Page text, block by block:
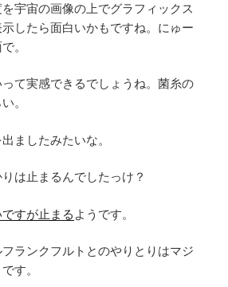
宇宙の画像の上でグラフィックス
したら面白いかもですね。にゅー
。
て実感できるでしょうね。菌糸の
。
ましたみたいな。
は止まるんでしたっけ？
すが止まる ようです。
ランクフルトとのやりとりはマジ
す。